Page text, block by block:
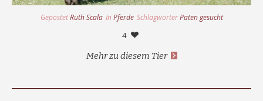
GepostetRuth Scala In Pferde SchlagwörterPaten gesucht
4
Mehr zu diesem Tier